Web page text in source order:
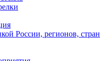
России, регионов, стран